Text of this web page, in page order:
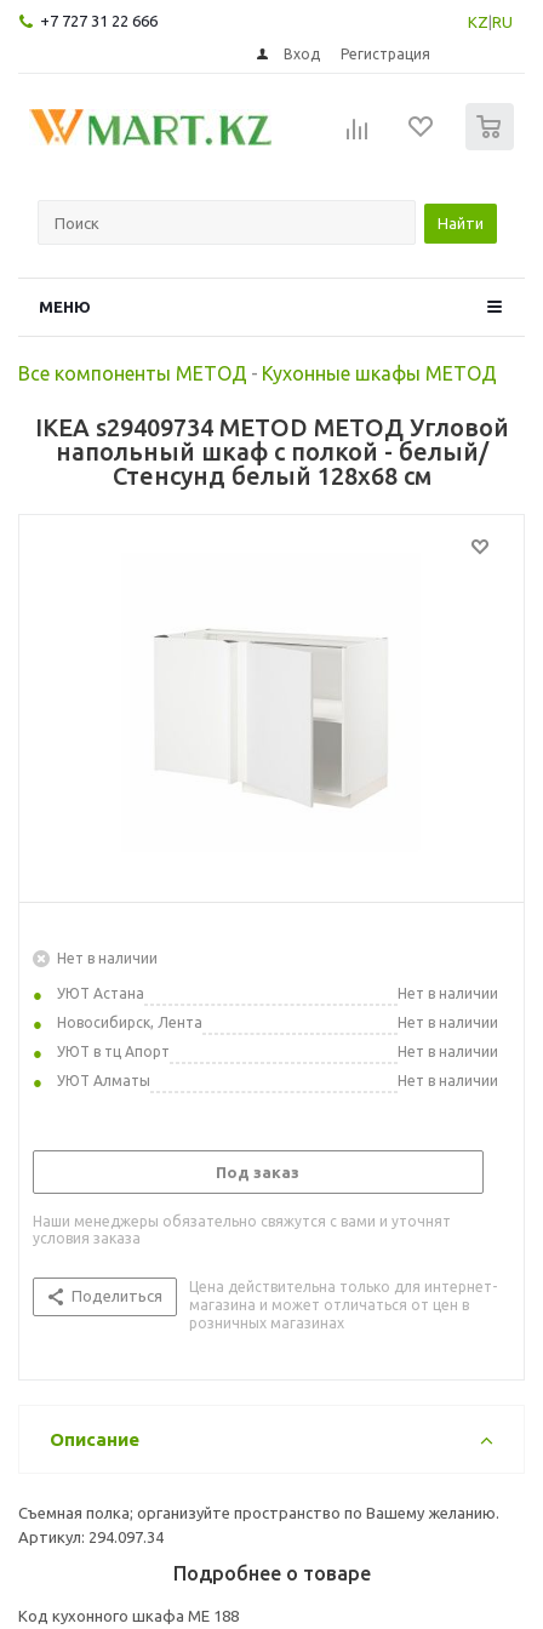
+7 727 31 22 666 KZ RU
Вход Регистрация
Найти
МЕНЮ
Все компоненты МЕТОД - Кухонные шкафы МЕТОД
IKEA s29409734 METOD МЕТОД Угловой
напольный шкаф с полкой - белый/
Стенсунд белый 128x68 см
Нет в наличии
УЮТ Астана
Нет в наличии
Новосибирск, Лента
Нет в наличии
УЮТ в тц Апорт
Нет в наличии
УЮТ Алматы
Нет в наличии
Под заказ
Наши менеджеры обязательно свяжутся с вами и уточнят
условия заказа
Поделиться
Цена действительна только для интернет-
магазина и может отличаться от цен в
розничных магазинах
Описание
Cъемная полка; организуйте пространство по Вашему желанию.
Артикул: 294.097.34
Подробнее о товаре
Код кухонного шкафа ME 188